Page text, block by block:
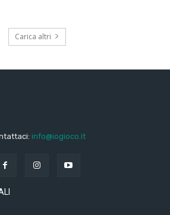
Carica altri
info@iogioco.it